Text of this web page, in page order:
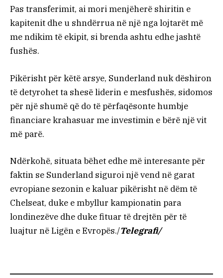
Pas transferimit, ai mori menjëherë shiritin e
kapitenit dhe u shndërrua në një nga lojtarët më
me ndikim të ekipit, si brenda ashtu edhe jashtë
fushës.
Pikërisht për këtë arsye, Sunderland nuk dëshiron
të detyrohet ta shesë liderin e mesfushës, sidomos
për një shumë që do të përfaqësonte humbje
financiare krahasuar me investimin e bërë një vit
më parë.
Ndërkohë, situata bëhet edhe më interesante për
faktin se Sunderland siguroi një vend në garat
evropiane sezonin e kaluar pikërisht në dëm të
Chelseat, duke e mbyllur kampionatin para
londinezëve dhe duke fituar të drejtën për të
luajtur në Ligën e Evropës./Telegrafi/